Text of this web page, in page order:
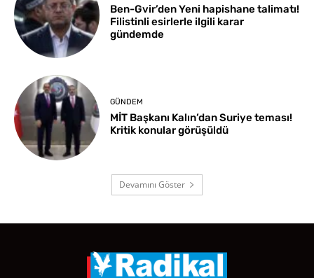
Ben-Gvir’den Yeni hapishane talimatı!
Filistinli esirlerle ilgili karar
gündemde
GÜNDEM
MİT Başkanı Kalın’dan Suriye teması!
Kritik konular görüşüldü
Devamını Göster